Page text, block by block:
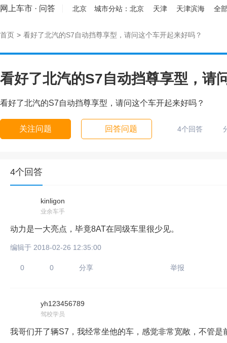
网上车市 · 问答 北京 城市分站： 北京 天津 天津滨海 全
首页 > 看好了北汽的S7自动挡尊享型，请问这个车开起来好吗？
看好了北汽的S7自动挡尊享型，请
看好了北汽的S7自动挡尊享型，请问这个车开起来好吗？
关注问题 回答问题 4个回答
4个回答
kinligon
业余车手
动力是一大亮点，毕竟8AT在同级车里很少见。
编辑于 2018-02-26 12:35:00
0 0 分享 举报
yh123456789
驾校学员
我哥们开了辆S7，我经常坐他的车，感觉非常宽敞，不管